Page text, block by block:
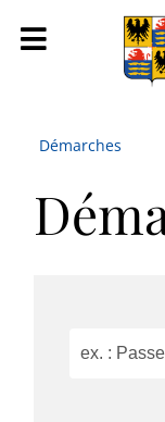
Démarches